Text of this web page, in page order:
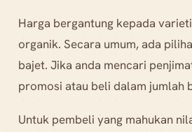
Harga bergantung kepada
organik. Secara umum, ada
bajet. Jika anda mencari
promosi atau beli dalam jumlah
Untuk pembeli yang mahukan